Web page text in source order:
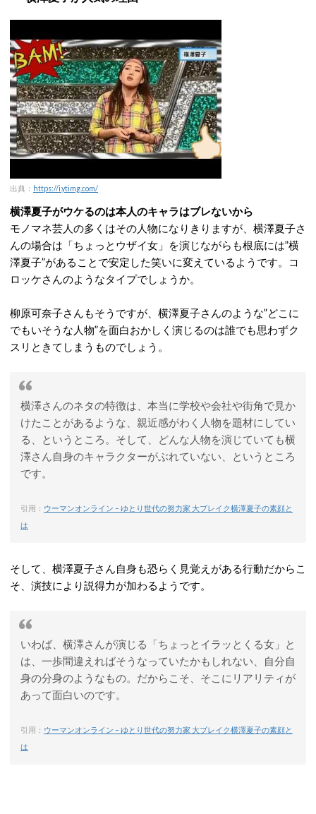
出典： https://i.ytimg.com/
横澤夏子がウケるのは本人のキャラはブレないから
モノマネ芸人の多くはその人物になりきりますが、横澤夏子さ
んの場合は「ちょっとウザイ女」を演じながらも根底には”横
澤夏子”があることで安定した笑いに変えているようです。コ
ロッケさんのようなタイプでしょうか。
柳原可奈子さんもそうですが、横澤夏子さんのような”どこに
でもいそうな人物”を面白おかしく演じるのは誰でも思わずク
スリときてしまうものでしょう。
横澤さんのネタの特徴は、本当に学校や会社や街角で見か
けたことがあるような、親近感がわく人物を題材にしてい
る、というところ。そして、どんな人物を演じていても横
澤さん自身のキャラクターがぶれていない、というところ
です。
引用： ウーマンオンライン – ゆとり世代の努力家 大ブレイク横澤夏子の素顔と
は
そして、横澤夏子さん自身も恐らく見覚えがある行動だからこ
そ、演技により説得力が加わるようです。
いわば、横澤さんが演じる「ちょっとイラッとくる女」と
は、一歩間違えればそうなっていたかもしれない、自分自
身の分身のようなもの。だからこそ、そこにリアリティが
あって面白いのです。
引用： ウーマンオンライン – ゆとり世代の努力家 大ブレイク横澤夏子の素顔と
は